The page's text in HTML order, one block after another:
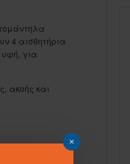
4 αισθητήρια
για
ακοής και
ΣΑΚΟΥΛΑ ΤΖΑ 45Χ65 ΕΚ.